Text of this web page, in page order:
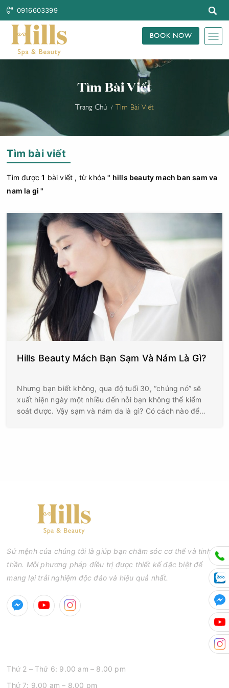
0916603399
BOOK NOW
Tìm Bài Viết
Trang Chủ Tìm Bài Viết
Tìm bài viết
Tìm được1 bài viết , từ khóa" hills beauty mach ban sam va
nam la gi "
Hills Beauty Mách Bạn Sạm Và Nám Là Gì?
Nhưng bạn biết không, qua độ tuổi 30, “chúng nó” sẽ
xuất hiện ngày một nhiều đến nỗi bạn không thể kiểm
soát được. Vậy sạm và nám da là gì? Có cách nào để
Sứ mệnh của chúng tôi là giúp bạn chăm sóc cơ thể và tinh
thần. Mỗi phương pháp điều trị được thiết kế đặc biệt để
mang lại trải nghiệm độc đáo và hiệu quả nhất.
Thứ 2 – Thứ 6: 9.00 am – 8.00 pm
Thứ 7: 9.00 am – 8.00 pm